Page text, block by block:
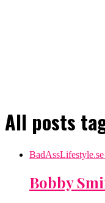
All posts
BadAssLifestyle.se
Bobby